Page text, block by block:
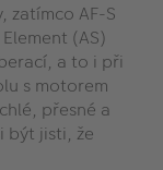
zatímco AF-S
(AS)
a to i při
s motorem
přesné a
být jisti, že